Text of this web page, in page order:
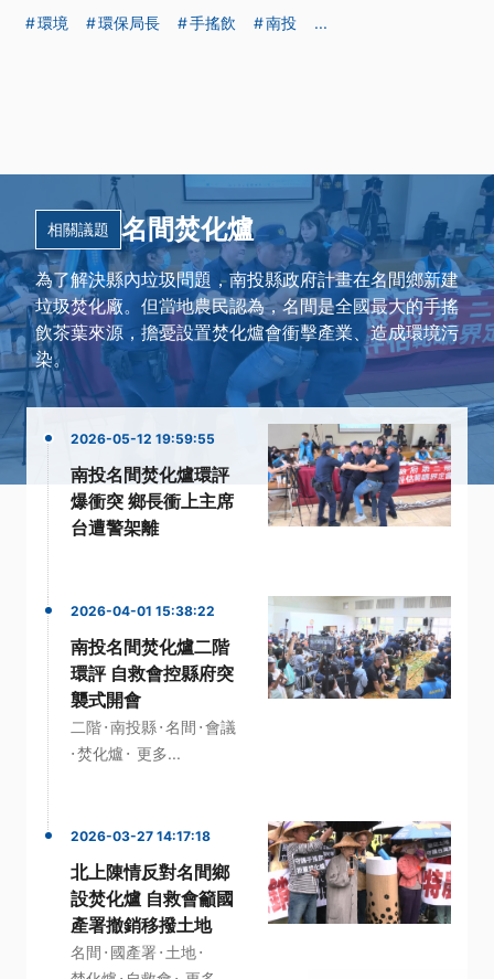
環境
環保局長 手搖飲 南投 ...
相關議題 名間焚化爐
為了解決縣內垃圾問題，南投縣政府計畫在名間鄉新建
垃圾焚化廠。但當地農民認為，名間是全國最大的手搖
飲茶葉來源，擔憂設置焚化爐會衝擊產業、造成環境污
染。
2026-05-12 19:59:55
南投名間焚化爐環評
爆衝突 鄉長衝上主席
台遭警架離
2026-04-01 15:38:22
南投名間焚化爐二階
環評 自救會控縣府突
襲式開會
二階·南投縣·名間 ·會議
·焚化爐 · 更多...
2026-03-27 14:17:18
北上陳情反對名間鄉
設焚化爐 自救會籲國
產署撤銷移撥土地
名間 · 國產署 · 土地·